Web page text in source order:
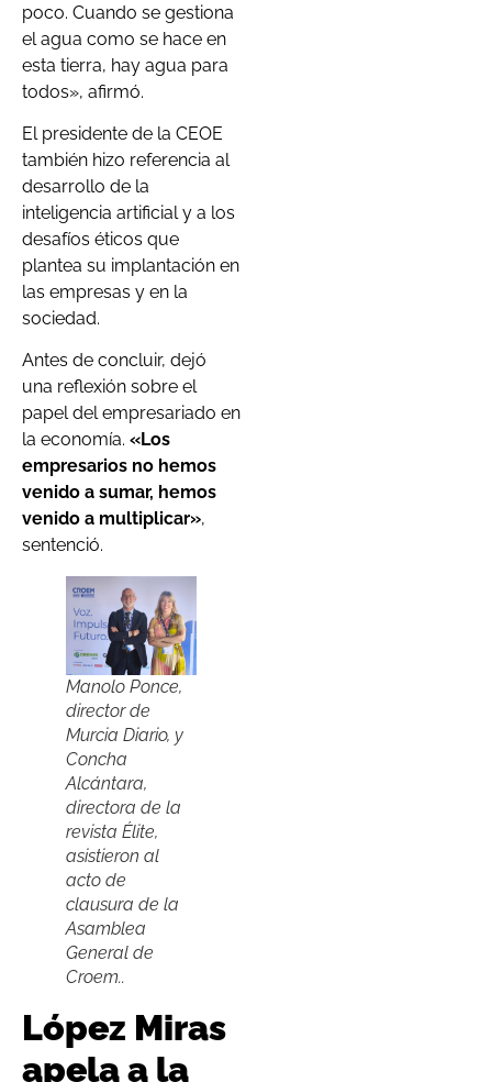
poco. Cuando se gestiona
el agua como se hace en
esta tierra, hay agua para
todos», afirmó.
El presidente de la CEOE
también hizo referencia al
desarrollo de la
inteligencia artificial y a los
desafíos éticos que
plantea su implantación en
las empresas y en la
sociedad.
Antes de concluir, dejó
una reflexión sobre el
papel del empresariado en
la economía. «Los
empresarios no hemos
venido a sumar, hemos
venido a multiplicar»,
sentenció.
Manolo Ponce,
director de
Murcia Diario, y
Concha
Alcántara,
directora de la
revista Élite,
asistieron al
acto de
clausura de la
Asamblea
General de
Croem..
López Miras
apela a la